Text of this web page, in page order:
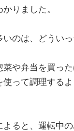
りました。
のは、どういっ
や弁当を買っ
って調理する
ると、運転中